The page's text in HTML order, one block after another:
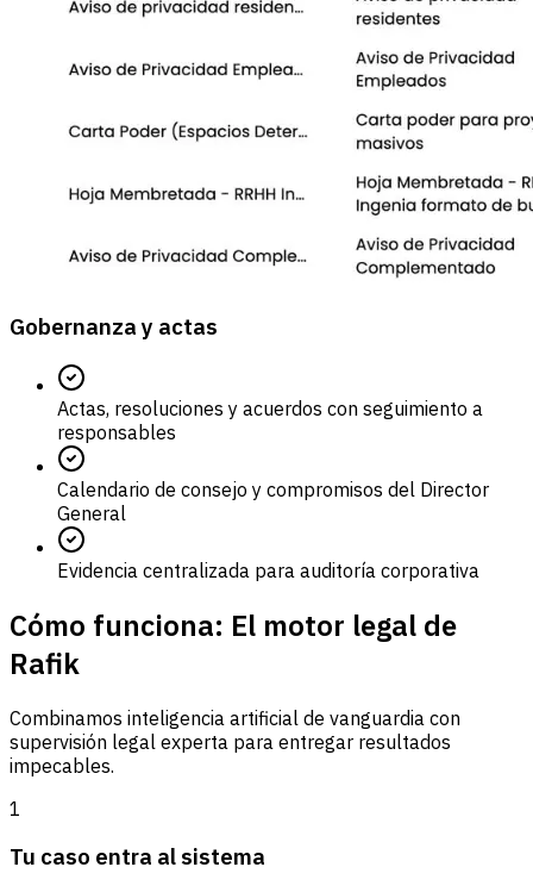
Gobernanza y actas
Actas, resoluciones y acuerdos con seguimiento a
responsables
Calendario de consejo y compromisos del Director
General
Evidencia centralizada para auditoría corporativa
Cómo funciona: El motor legal de
Rafik
Combinamos inteligencia artificial de vanguardia con
supervisión legal experta para entregar resultados
impecables.
1
Tu caso entra al sistema